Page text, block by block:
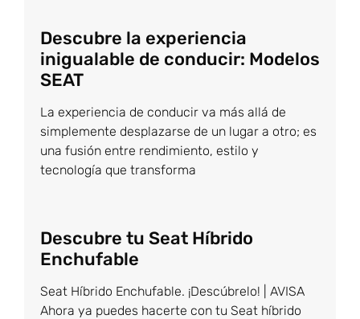
Descubre la experiencia
inigualable de conducir: Modelos
SEAT
La experiencia de conducir va más allá de
simplemente desplazarse de un lugar a otro; es
una fusión entre rendimiento, estilo y
tecnología que transforma
Descubre tu Seat Híbrido
Enchufable
Seat Híbrido Enchufable. ¡Descúbrelo! | AVISA
Ahora ya puedes hacerte con tu Seat híbrido